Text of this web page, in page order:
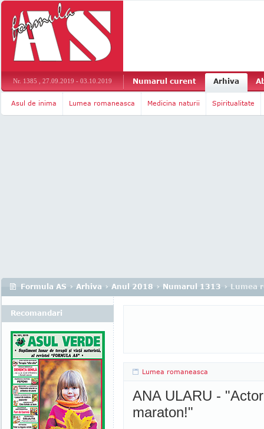
Nr. 1385 , 27.09.2019 - 03.10.2019 Numarul curent Arhiva
Asul de inima Lumea romaneasca Medicina naturii Spiritualitate
Formula AS › Arhiva › Anul 2018 › Numarul 1313 › Lumea
Lumea romaneasca
ANA ULARU -
maraton!"
Recomandari